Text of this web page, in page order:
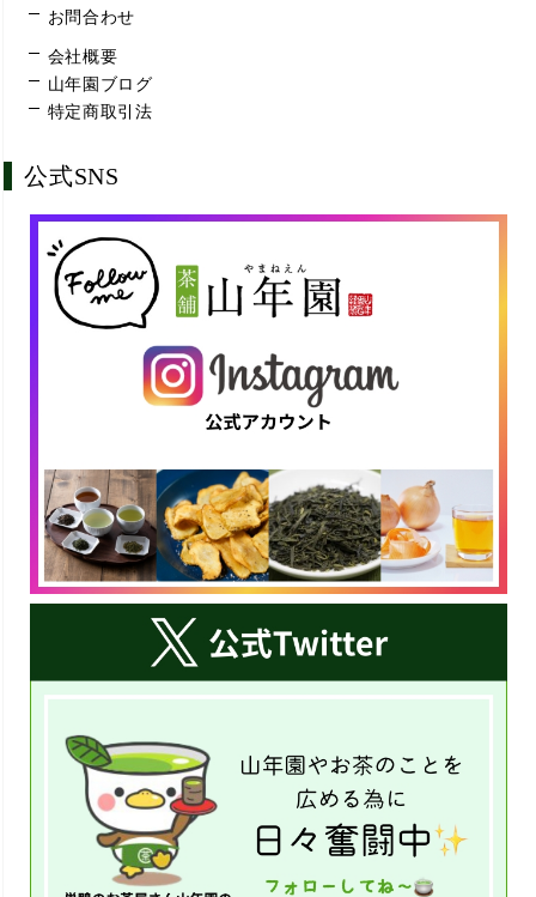
お問合わせ
会社概要
山年園ブログ
特定商取引法
公式SNS